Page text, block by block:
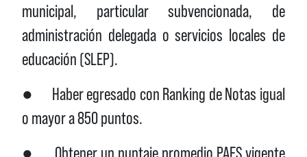
municipal, particular subvencionada, de
administración delegada o servicios locales de
educación (SLEP).
● Haber egresado con Ranking de Notas igual
o mayor a 850 puntos.
● Obtener un puntaje promedio PAES vigente